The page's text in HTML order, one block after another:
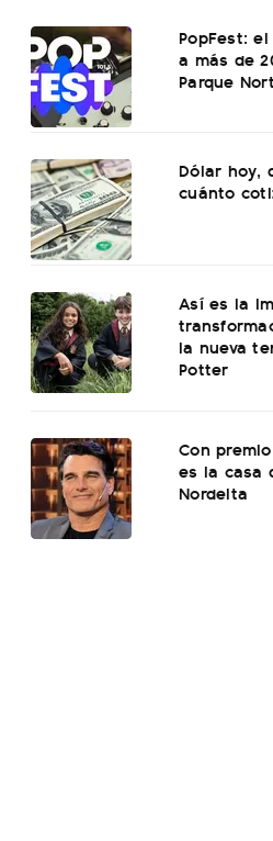
PopFest:
a más de
Parque
Dólar hoy,
cuánto
Así es la
la nueva
Potter
Con
es la casa
Nordelta